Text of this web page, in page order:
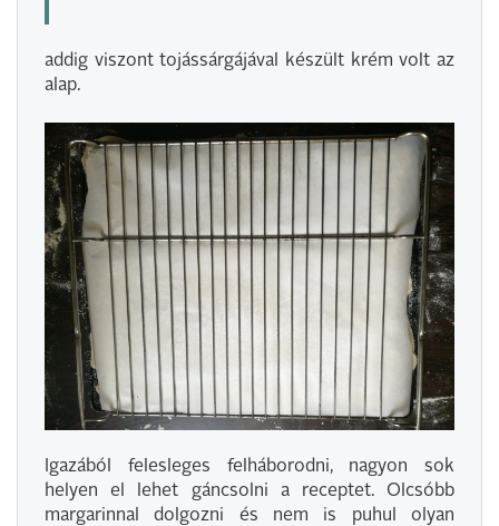
addig viszont tojássárgájával készült krém volt az
alap.
Igazából felesleges felháborodni, nagyon sok
helyen el lehet gáncsolni a receptet. Olcsóbb
margarinnal dolgozni és nem is puhul olyan